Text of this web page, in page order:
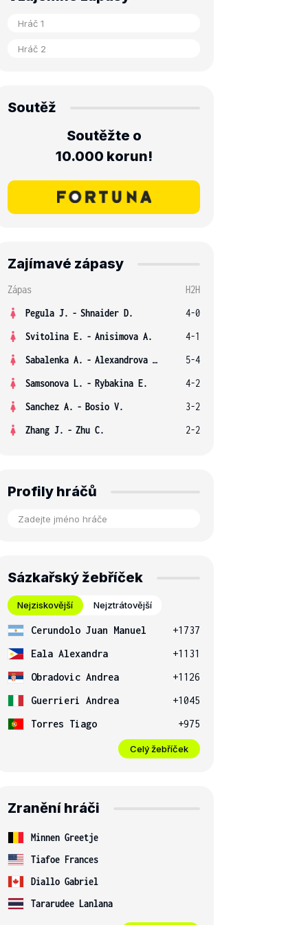
Soutěž
Soutěžte o
10.000 korun!
Zajímavé zápasy
Zápas
H2H
Pegula J. - Shnaider D.
4-0
Svitolina E. - Anisimova A.
4-1
Sabalenka A. - Alexandrova E.
5-4
Samsonova L. - Rybakina E.
4-2
Sanchez A. - Bosio V.
3-2
Zhang J. - Zhu C. 2-2
Profily hráčů
Sázkařský žebříček
Nejziskovější Nejztrátovější
Cerundolo Juan Manuel
+1737
Eala Alexandra
+1131
Obradovic Andrea
+1126
Guerrieri Andrea
+1045
Torres Tiago
+975
Celý žebříček
Zranění hráči
Minnen Greetje
Tiafoe Frances
Diallo Gabriel
Tararudee Lanlana